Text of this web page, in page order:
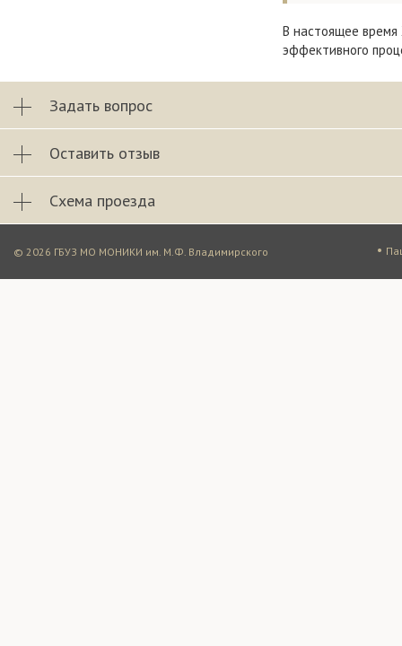
В настоящее
эффективного
Задать вопрос
Оставить отзыв
Схема проезда
© 2026 ГБУЗ МО МОНИКИ им. М.Ф. Владимирского •